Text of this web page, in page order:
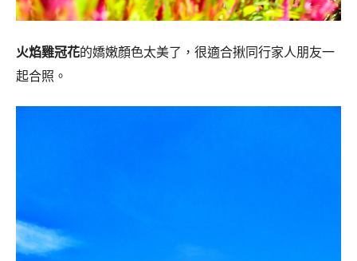
火焰雞冠花的嬌嫩顏色太美了，很適合揪同行家人朋友一
起合照。